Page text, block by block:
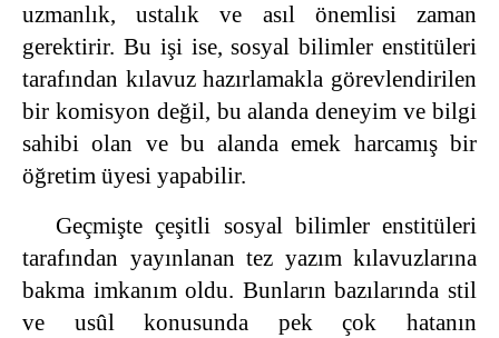
uzmanlık, ustalık ve asıl önemlisi zaman
gerektirir. Bu işi ise, sosyal bilimler enstitüleri
tarafından kılavuz hazırlamakla görevlendirilen
bir komisyon değil, bu alanda deneyim ve bilgi
sahibi olan ve bu alanda emek harcamış bir
öğretim üyesi yapabilir.
Geçmişte çeşitli sosyal bilimler enstitüleri
tarafından yayınlanan tez yazım kılavuzlarına
bakma imkanım oldu. Bunların bazılarında stil
ve usûl konusunda pek çok hatanın